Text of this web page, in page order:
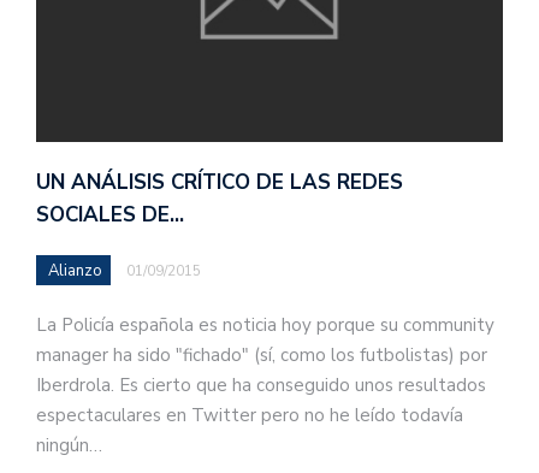
UN ANÁLISIS CRÍTICO DE LAS REDES
SOCIALES DE…
Alianzo 01/09/2015
La Policía española es noticia hoy porque su community
manager ha sido "fichado" (sí, como los futbolistas) por
Iberdrola. Es cierto que ha conseguido unos resultados
espectaculares en Twitter pero no he leído todavía
ningún…